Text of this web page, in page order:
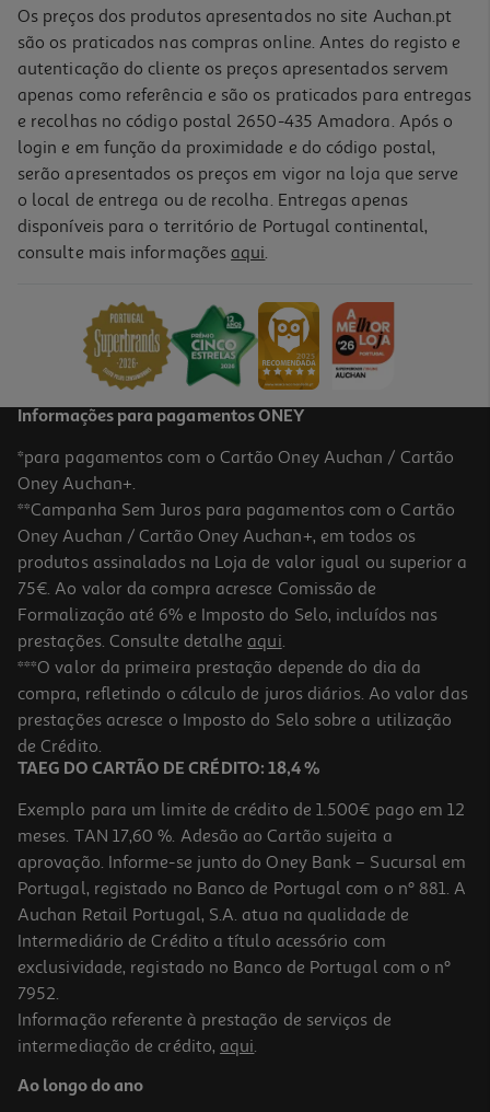
Os preços dos produtos apresentados no site Auchan.pt
são os praticados nas compras online. Antes do registo e
autenticação do cliente os preços apresentados servem
apenas como referência e são os praticados para entregas
e recolhas no código postal 2650-435 Amadora. Após o
login e em função da proximidade e do código postal,
serão apresentados os preços em vigor na loja que serve
o local de entrega ou de recolha. Entregas apenas
disponíveis para o território de Portugal continental,
consulte mais informações aqui.
Informações para pagamentos ONEY
*para pagamentos com o Cartão Oney Auchan / Cartão
Oney Auchan+.
**Campanha Sem Juros para pagamentos com o Cartão
Oney Auchan / Cartão Oney Auchan+, em todos os
produtos assinalados na Loja de valor igual ou superior a
75€. Ao valor da compra acresce Comissão de
Formalização até 6% e Imposto do Selo, incluídos nas
prestações. Consulte detalhe aqui.
***O valor da primeira prestação depende do dia da
compra, refletindo o cálculo de juros diários. Ao valor das
prestações acresce o Imposto do Selo sobre a utilização
de Crédito.
TAEG DO CARTÃO DE CRÉDITO: 18,4 %
Exemplo para um limite de crédito de 1.500€ pago em 12
meses. TAN 17,60 %. Adesão ao Cartão sujeita a
aprovação. Informe-se junto do Oney Bank – Sucursal em
Portugal, registado no Banco de Portugal com o nº 881. A
Auchan Retail Portugal, S.A. atua na qualidade de
Intermediário de Crédito a título acessório com
exclusividade, registado no Banco de Portugal com o nº
7952.
Informação referente à prestação de serviços de
intermediação de crédito, aqui.
Ao longo do ano